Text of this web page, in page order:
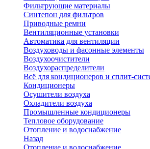
Фильтрующие материалы
Синтепон для фильтров
Приводные ремни
Вентиляционные установки
Автоматика для вентиляции
Воздуховоды и фасонные элементы
Воздухоочистители
Воздухораспределители
Всё для кондиционеров и сплит-
Кондиционеры
Осушители воздуха
Охладители воздуха
Промышленные кондиционеры
Тепловое оборудование
Отопление и водоснабжение
Назад
Отопление и водоснабжение